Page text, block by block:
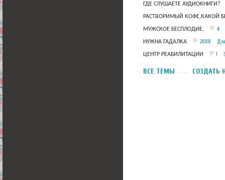
ГДЕ СЛУШАЕТЕ АУДИОКНИГИ?
РАСТВОРИМЫЙ КОФЕ,КАКОЙ
МУЖСКОЕ БЕСПЛОДИЕ. 4
НУЖНА ГАДАЛКА 2888
ЦЕНТР РЕАБИЛИТАЦИИ 1
ВСЕ ТЕМЫ СОЗДАТЬ